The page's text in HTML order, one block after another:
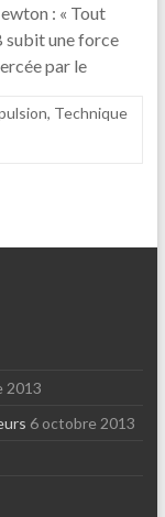
: « Tout
subit une force
par le
, Technique
2013
6 octobre 2013